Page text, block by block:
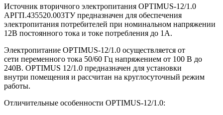
Источник вторичного электропитания OPTIMUS-12/1.0
АРГП.435520.003ТУ предназначен для обеспечения
электропитания потребителей при номинальном напряжении
12В постоянного тока и токе потребления до 1А.
Электропитание OPTIMUS-12/1.0 осуществляется от
сети переменного тока 50/60 Гц напряжением от 100 В до
240В. OPTIMUS 12/1.0 предназначен для установки
внутри помещения и рассчитан на круглосуточный режим
работы.
Отличительные особенности OPTIMUS-12/1.0: